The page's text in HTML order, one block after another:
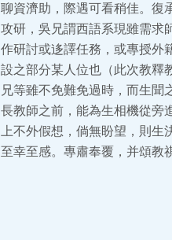
聊資濟助，際遇可看稍佳。復
攻研，吳兄謂西語系現雖需求
作研討或迻譯任務，或專授外
設之部分某人位也（此次教釋
兄等雖不免難免過時，而生聞
長教師之前，能為生相機從旁
上不外假想，倘無盼望，則生
至幸至感。專肅奉覆，并頌教